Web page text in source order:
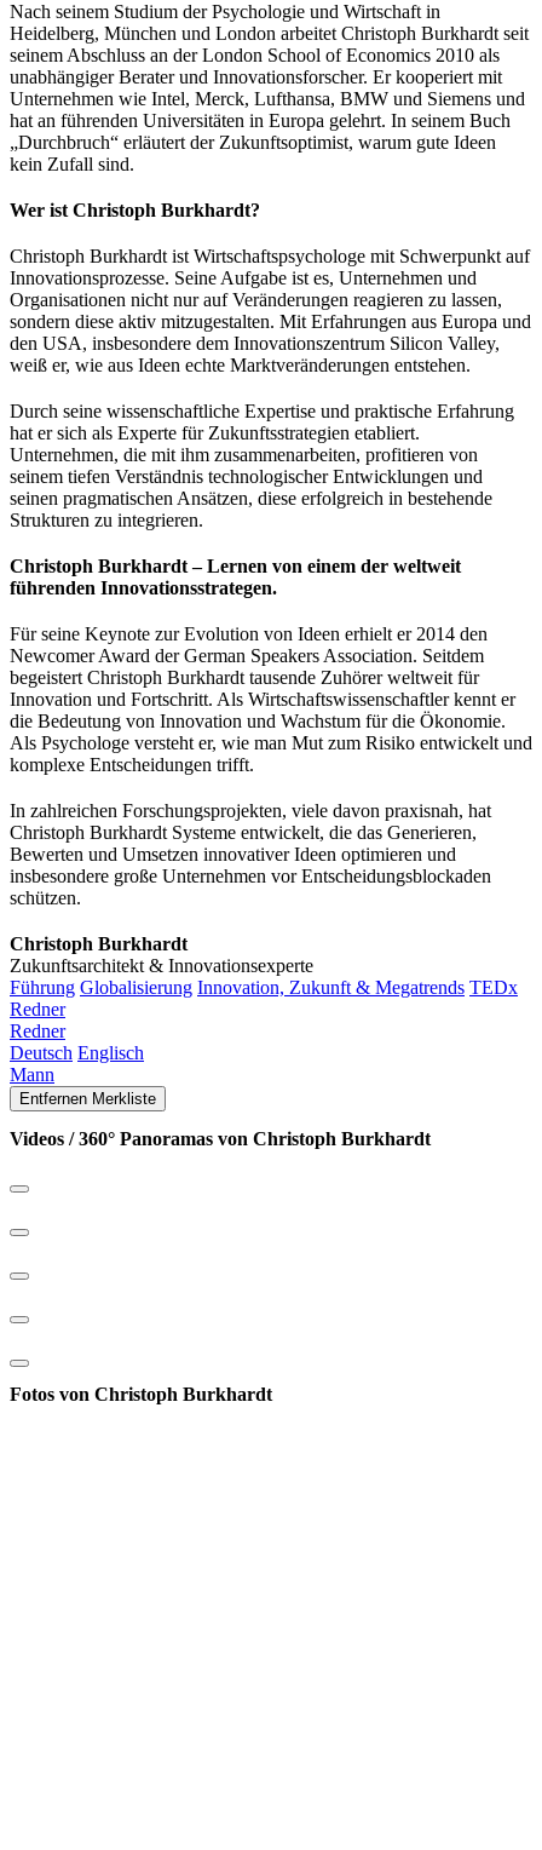
Nach seinem Studium der Psychologie und Wirtschaft in
Heidelberg, München und London arbeitet Christoph Burkhardt seit
seinem Abschluss an der London School of Economics 2010 als
unabhängiger Berater und Innovationsforscher. Er kooperiert mit
Unternehmen wie Intel, Merck, Lufthansa, BMW und Siemens und
hat an führenden Universitäten in Europa gelehrt. In seinem Buch
„Durchbruch“ erläutert der Zukunftsoptimist, warum gute Ideen
kein Zufall sind.
Wer ist Christoph Burkhardt?
Christoph Burkhardt ist Wirtschaftspsychologe mit Schwerpunkt auf
Innovationsprozesse. Seine Aufgabe ist es, Unternehmen und
Organisationen nicht nur auf Veränderungen reagieren zu lassen,
sondern diese aktiv mitzugestalten. Mit Erfahrungen aus Europa und
den USA, insbesondere dem Innovationszentrum Silicon Valley,
weiß er, wie aus Ideen echte Marktveränderungen entstehen.
Durch seine wissenschaftliche Expertise und praktische Erfahrung
hat er sich als Experte für Zukunftsstrategien etabliert.
Unternehmen, die mit ihm zusammenarbeiten, profitieren von
seinem tiefen Verständnis technologischer Entwicklungen und
seinen pragmatischen Ansätzen, diese erfolgreich in bestehende
Strukturen zu integrieren.
Christoph Burkhardt – Lernen von einem der weltweit
führenden Innovationsstrategen.
Für seine Keynote zur Evolution von Ideen erhielt er 2014 den
Newcomer Award der German Speakers Association. Seitdem
begeistert Christoph Burkhardt tausende Zuhörer weltweit für
Innovation und Fortschritt. Als Wirtschaftswissenschaftler kennt er
die Bedeutung von Innovation und Wachstum für die Ökonomie.
Als Psychologe versteht er, wie man Mut zum Risiko entwickelt und
komplexe Entscheidungen trifft.
In zahlreichen Forschungsprojekten, viele davon praxisnah, hat
Christoph Burkhardt Systeme entwickelt, die das Generieren,
Bewerten und Umsetzen innovativer Ideen optimieren und
insbesondere große Unternehmen vor Entscheidungsblockaden
schützen.
Christoph Burkhardt
Zukunftsarchitekt & Innovationsexperte
Führung Globalisierung Innovation, Zukunft & Megatrends TEDx
Redner
Redner
Deutsch Englisch
Mann
Entfernen Merkliste
Videos / 360° Panoramas von Christoph Burkhardt
Fotos von Christoph Burkhardt